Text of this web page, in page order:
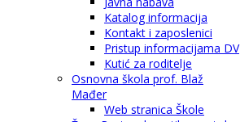
Katalog informacija
Kontakt i zaposlenici
Pristup informacijama DV
Kutić za roditelje
Osnovna škola prof. Blaž
Mađer
Web stranica Škole